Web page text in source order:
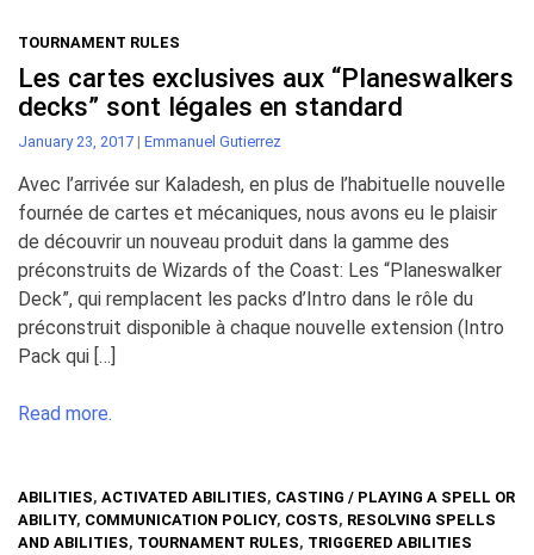
TOURNAMENT RULES
Les cartes exclusives aux “Planeswalkers
decks” sont légales en standard
January 23, 2017 | Emmanuel Gutierrez
Avec l’arrivée sur Kaladesh, en plus de l’habituelle nouvelle
fournée de cartes et mécaniques, nous avons eu le plaisir
de découvrir un nouveau produit dans la gamme des
préconstruits de Wizards of the Coast: Les “Planeswalker
Deck”, qui remplacent les packs d’Intro dans le rôle du
préconstruit disponible à chaque nouvelle extension (Intro
Pack qui […]
Read more.
ABILITIES, ACTIVATED ABILITIES, CASTING / PLAYING A SPELL OR
ABILITY, COMMUNICATION POLICY, COSTS, RESOLVING SPELLS
AND ABILITIES, TOURNAMENT RULES, TRIGGERED ABILITIES